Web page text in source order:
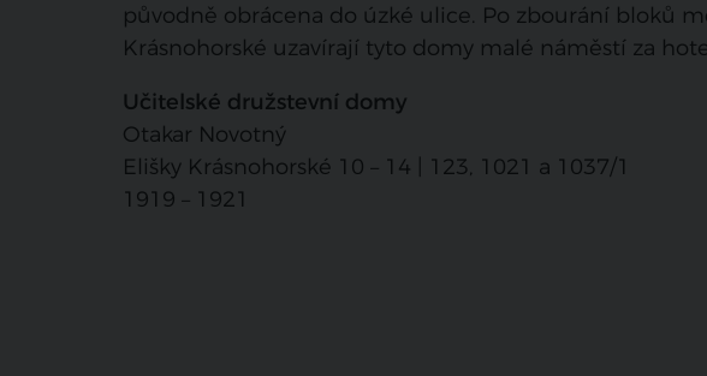
původně obrácena do úzké ulice. Po zbourání bloků
Krásnohorské uzavírají tyto domy malé náměstí za
Učitelské družstevní domy
Otakar Novotný
Elišky Krásnohorské 10 – 14 | 123, 1021 a 1037/1
1919 – 1921